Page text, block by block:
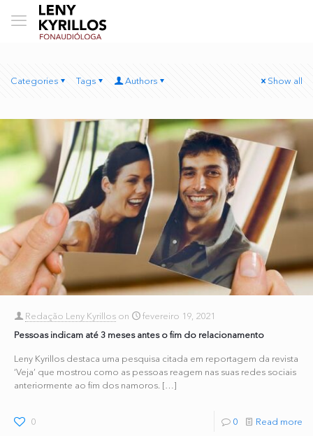
Categories Tags Authors Show all
Redação Leny Kyrillos on
fevereiro 19, 2021
Pessoas indicam até 3 meses antes o fim do relacionamento
Leny Kyrillos destaca uma pesquisa citada em reportagem da revista
‘Veja’ que mostrou como as pessoas reagem nas suas redes sociais
anteriormente ao fim dos namoros. […]
0 0 Read more